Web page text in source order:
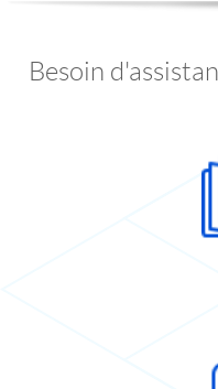
Besoin